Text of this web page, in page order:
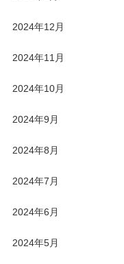
2024年12月
2024年11月
2024年10月
2024年9月
2024年8月
2024年7月
2024年6月
2024年5月